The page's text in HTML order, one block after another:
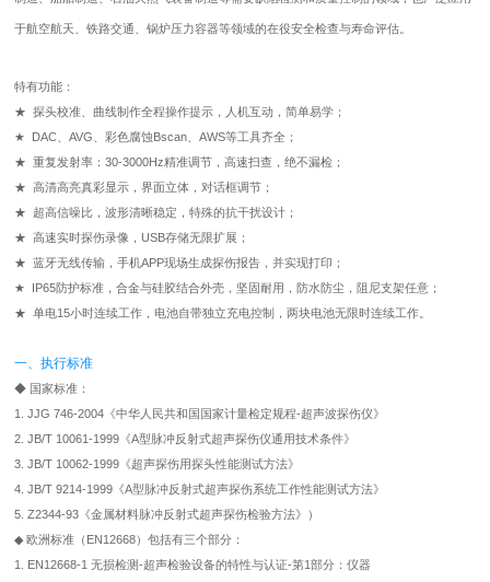
于航空航天、铁路交通、锅炉压力容器等领域的在役安全检查与寿命评估。
特有功能：
★ 探头校准、曲线制作全程操作提示，人机互动，简单易学；
★ DAC、AVG、彩色腐蚀Bscan、AWS等工具齐全；
★ 重复发射率：30-3000Hz精准调节，高速扫查，绝不漏检；
★ 高清高亮真彩显示，界面立体，对话框调节；
★ 超高信噪比，波形清晰稳定，特殊的抗干扰设计；
★ 高速实时探伤录像，USB存储无限扩展；
★ 蓝牙无线传输，手机APP现场生成探伤报告，并实现打印；
★ IP65防护标准，合金与硅胶结合外壳，坚固耐用，防水防尘，阻尼支架任意；
★ 单电15小时连续工作，电池自带独立充电控制，两块电池无限时连续工作。
一、执行标准
◆ 国家标准：
1. JJG 746-2004《中华人民共和国国家计量检定规程-超声波探伤仪》
2. JB/T 10061-1999《A型脉冲反射式超声探伤仪通用技术条件》
3. JB/T 10062-1999《超声探伤用探头性能测试方法》
4. JB/T 9214-1999《A型脉冲反射式超声探伤系统工作性能测试方法》
5. Z2344-93《金属材料脉冲反射式超声探伤检验方法》）
◆ 欧洲标准（EN12668）包括有三个部分：
1. EN12668-1 无损检测-超声检验设备的特性与认证-第1部分：仪器